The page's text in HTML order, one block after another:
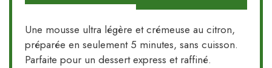
Une mousse ultra légère et crémeuse au citron,
préparée en seulement 5 minutes, sans cuisson.
Parfaite pour un dessert express et raffiné.